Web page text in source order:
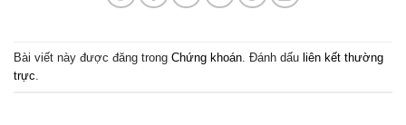
Bài viết này được đăng trong Chứng khoán . Đánh dấu liên kết thường
trực